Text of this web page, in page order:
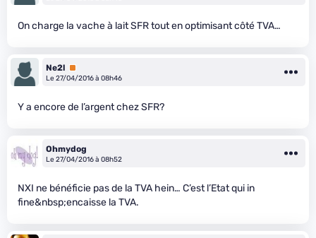
On charge la vache à lait SFR tout en optimisant côté TVA…
Ne2l Premium
Le 27/04/2016 à 08h46
Y a encore de l’argent chez SFR?
Ohmydog
Le 27/04/2016 à 08h52
NXI ne bénéficie pas de la TVA hein… C’est l’Etat qui in
fine&nbsp;encaisse la TVA.